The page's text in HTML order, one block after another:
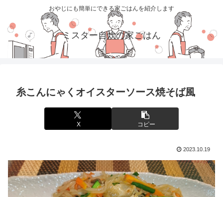
おやじにも簡単にできる家ごはんを紹介します
ミスター自炊の家ごはん
糸こんにゃくオイスターソース焼そば風
X コピー
2023.10.19